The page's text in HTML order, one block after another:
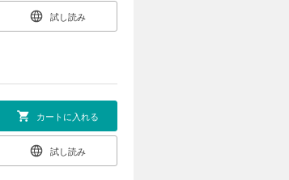
試し読み
カートに入れる
試し読み